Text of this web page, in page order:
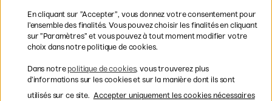
volumineux.
Les modes de paiement
En cliquant sur ”Accepter”, vous donnez votre consentement pour
l’ensemble des finalités. Vous pouvez choisir les finalités en cliquant
sur ”Paramètres” et vous pouvez à tout moment modifier votre
choix dans notre politique de cookies.
Dans notre politique de cookies, vous trouverez plus
d’informations sur les cookies et sur la manière dont ils sont
utilisés sur ce site. Accepter uniquement les cookies nécessaires